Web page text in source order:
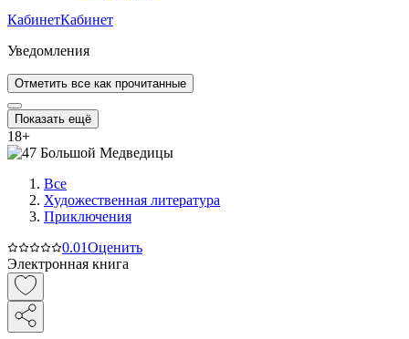
КабинетКабинет
Уведомления
Отметить все как прочитанные
Показать ещё
18+
Все
Художественная литература
Приключения
0.01Оценить
Электронная книга